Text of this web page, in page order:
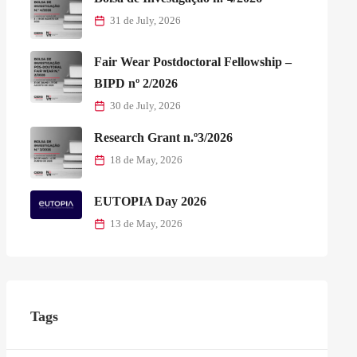
31 de July, 2026
Fair Wear Postdoctoral Fellowship –
BIPD nº 2/2026
30 de July, 2026
Research Grant n.º3/2026
18 de May, 2026
EUTOPIA Day 2026
13 de May, 2026
Tags